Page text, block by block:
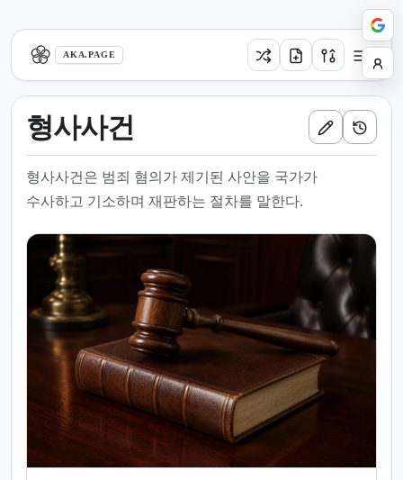
AKA.PAGE
형사사건
형사사건은 범죄 혐의가 제기된 사안을 국가가
수사하고 기소하며 재판하는 절차를 말한다.